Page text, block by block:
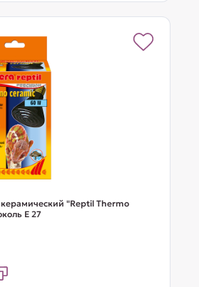
керамический "Reptil Thermo
Е 27